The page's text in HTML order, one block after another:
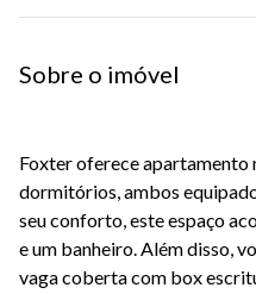
Sobre o imóvel
Foxter oferece apartamento
dormitórios, ambos
seu conforto, este espaço
e um banheiro. Além disso,
vaga coberta com box